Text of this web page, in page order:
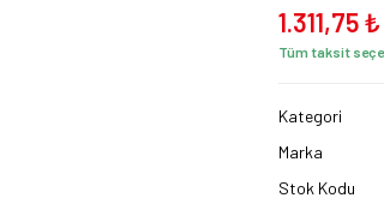
1.311,75 ₺
Tüm taksit
Kategori
Marka
Stok Kodu